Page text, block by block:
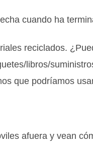
cuando ha
reciclados.
libros/
que podríamos
afuera y vean